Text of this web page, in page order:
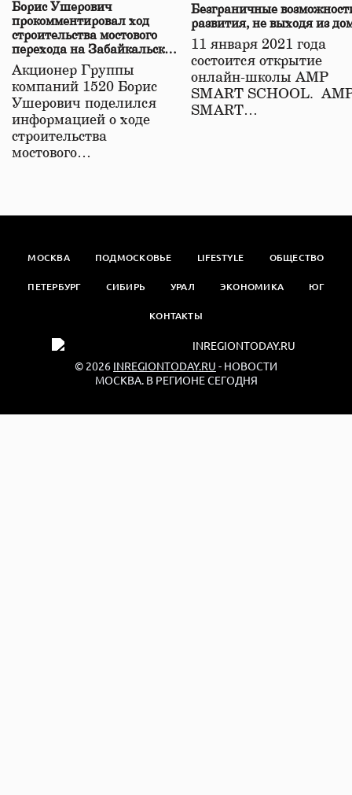
Борис Ушерович
прокомментировал ход
строительства мостового
перехода на Забайкальской
железной дороге
Акционер Группы
компаний 1520 Борис
Ушерович поделился
информацией о ходе
строительства
мостового…
Безграничные
развития, не выходя из
11 января 2021 года
состоится открытие
онлайн-школы АМР
SMART SCHOOL.
SMART…
МОСКВА ПОДМОСКОВЬЕ LIFESTYLE ОБЩЕСТВО
ПЕТЕРБУРГ СИБИРЬ УРАЛ ЭКОНОМИКА ЮГ
КОНТАКТЫ
© 2026 INREGIONTODAY.RU - НОВОСТИ
МОСКВА. В РЕГИОНЕ СЕГОДНЯ